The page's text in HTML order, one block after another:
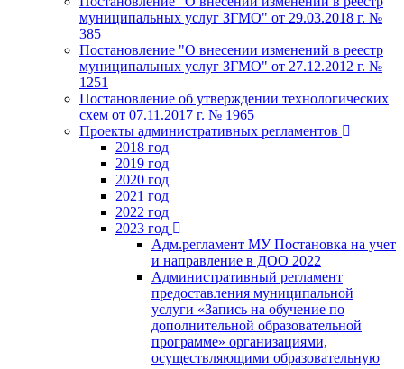
муниципальных услуг ЗГМО" от 29.03.2018 г. №
385
Постановление "О внесении изменений в реестр
муниципальных услуг ЗГМО" от 27.12.2012 г. №
1251
Постановление об утверждении технологических
схем от 07.11.2017 г. № 1965
Проекты административных регламентов
2018 год
2019 год
2020 год
2021 год
2022 год
2023 год
Адм.регламент МУ Постановка на учет
и направление в ДОО 2022
Административный регламент
предоставления муниципальной
услуги «Запись на обучение по
дополнительной образовательной
программе» организациями,
осуществляющими образовательную